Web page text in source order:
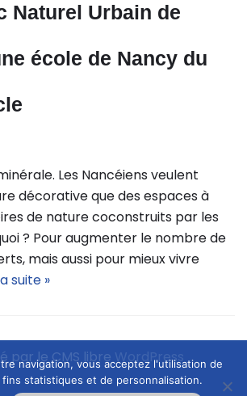
Naturel Urbain de
école de Nancy du
Les Nancéiens veulent
décorative que des espaces à
de nature coconstruits par les
? Pour augmenter le nombre de
mais aussi pour mieux vivre
suite »
par le CMS libre WordPress
navigation, vous acceptez l'utilisation de
statistiques et de personnalisation.